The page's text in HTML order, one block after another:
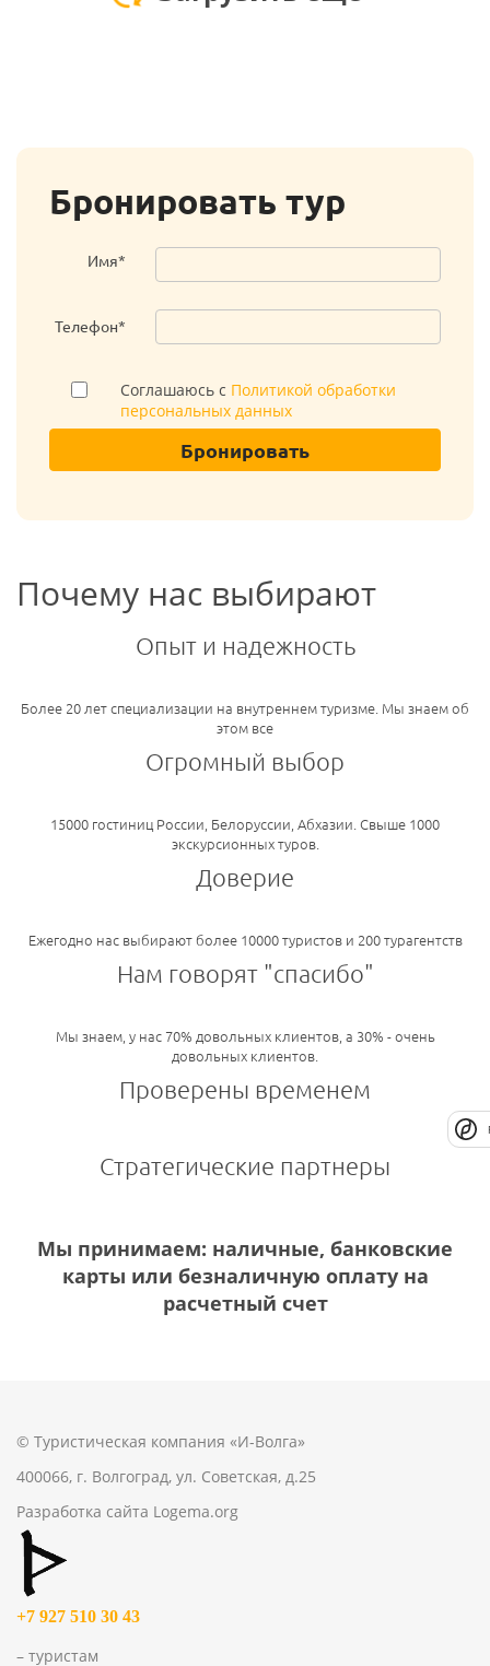
Бронировать тур
Имя*
Телефон*
Соглашаюсь с Политикой обработки
персональных данных
Бронировать
Почему нас выбирают
Опыт и надежность
Более 20 лет специализации на внутреннем туризме. Мы знаем об
этом все
Огромный выбор
15000 гостиниц России, Белоруссии, Абхазии. Свыше 1000
экскурсионных туров.
Доверие
Ежегодно нас выбирают более 10000 туристов и 200 турагентств
Нам говорят "спасибо"
Мы знаем, у нас 70% довольных клиентов, а 30% - очень
довольных клиентов.
Проверены временем
Стратегические партнеры
Мы принимаем: наличные, банковские
карты или безналичную оплату на
расчетный счет
© Туристическая компания «И-Волга»
400066, г. Волгоград, ул. Советская, д.25
Разработка сайта Logema.org
+7 927 510 30 43
– туристам